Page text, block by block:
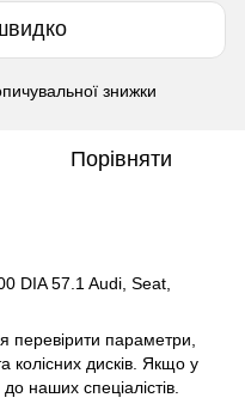
знижки
Порівняти
DIA 57.1 Audi, Seat,
параметри,
колісних дисків. Якщо у
наших спеціалістів.